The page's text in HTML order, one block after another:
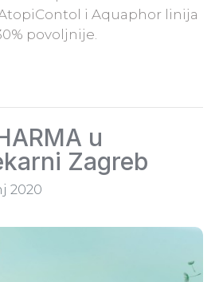
AtopiContol i Aquaphor linija
povoljnije.
u
Zagreb
2020